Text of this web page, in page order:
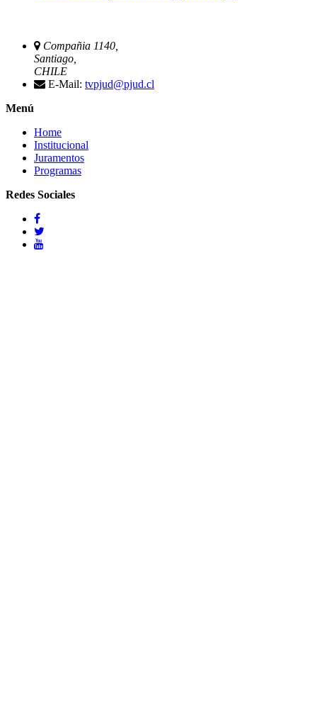
Compañia 1140,
Santiago,
CHILE
E-Mail: tvpjud@pjud.cl
Menú
Home
Institucional
Juramentos
Programas
Redes Sociales